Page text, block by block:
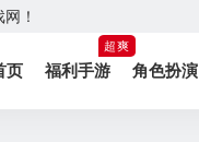
！
页 福利手游
超爽
角色扮演